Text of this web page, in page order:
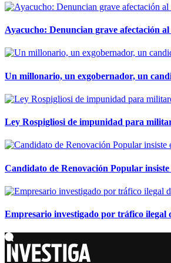
Ayacucho: Denuncian grave afectación
Un millonario, un exgobernador, un
Ley Rospigliosi de impunidad para
Candidato de Renovación Popular
Empresario investigado por tráfico ilegal